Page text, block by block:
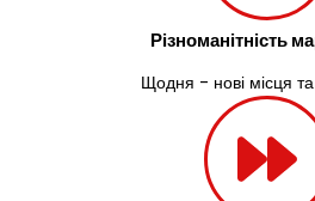
Різноманітність
Щодня - нові місця